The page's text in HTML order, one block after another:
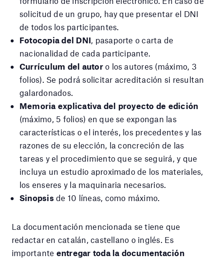
solicitud de un grupo, hay que presentar el DNI
de todos los participantes.
Fotocopia del DNI , pasaporte o carta de
nacionalidad de cada participante.
Currículum del autoro los autores (máximo, 3
folios). Se podrá solicitar acreditación si resultan
galardonados.
Memoria explicativa del proyecto de edición
(máximo, 5 folios) en que se expongan las
características o el interés, los precedentes y las
razones de su elección, la concreción de las
tareas y el procedimiento que se seguirá, y que
incluya un estudio aproximado de los materiales,
los enseres y la maquinaria necesarios.
Sinopsis de 10 líneas, como máximo.
La documentación mencionada se tiene que
redactar en catalán, castellano o inglés. Es
importante entregar toda la documentación